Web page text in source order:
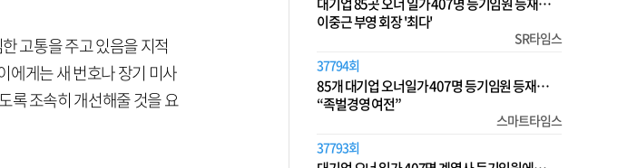
고통을 주고 있음을 지적
에게는 새 번호나 장기 미사
록 조속히 개선해줄 것을 요
이중근 부영 회장 '최다'
SR타임스
37794회
85개 대기업 오너일가 407명 등기임원 등재…
“족벌경영 여전”
스마트타임스
37793회